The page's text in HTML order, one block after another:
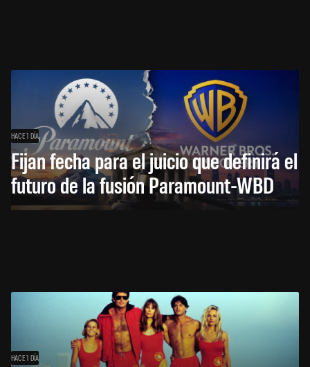
HACE 1 DÍA
Fijan fecha para el juicio que definirá el
futuro de la fusión Paramount-WBD
HACE 1 DÍA